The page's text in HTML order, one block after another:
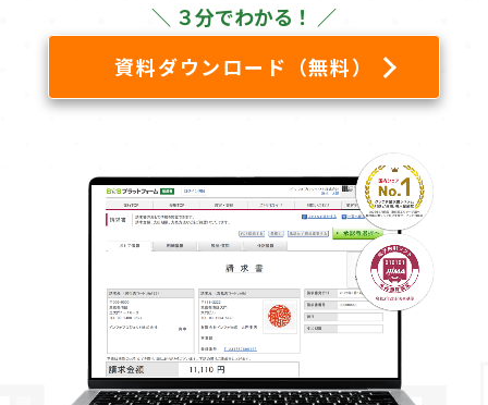
＼ ３分でわかる！ ／
資料ダウンロード（無料）